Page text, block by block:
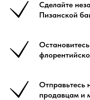
Сделайте
Пизанской
Отправьтесь
продавцам и